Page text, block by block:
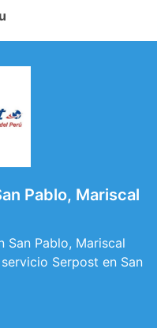
Pablo, Mariscal
San Pablo, Mariscal
Serpost en San